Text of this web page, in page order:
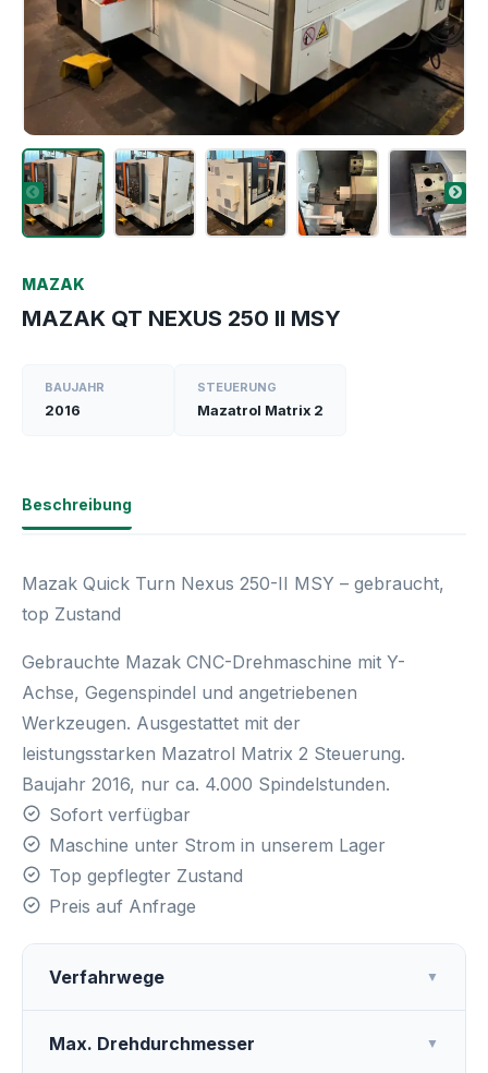
MAZAK
MAZAK QT NEXUS 250 II MSY
BAUJAHR
2016
STEUERUNG
Mazatrol Matrix 2
Beschreibung
Mazak Quick Turn Nexus 250-II MSY – gebraucht,
top Zustand
Gebrauchte Mazak CNC-Drehmaschine mit Y-
Achse, Gegenspindel und angetriebenen
Werkzeugen. Ausgestattet mit der
leistungsstarken Mazatrol Matrix 2 Steuerung.
Baujahr 2016, nur ca. 4.000 Spindelstunden.
Sofort verfügbar
Maschine unter Strom in unserem Lager
Top gepflegter Zustand
Preis auf Anfrage
Verfahrwege ▼
Max. Drehdurchmesser ▼